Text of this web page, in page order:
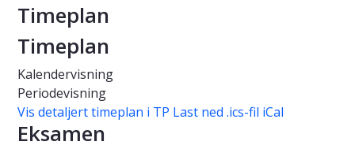
Timeplan
Timeplan
Kalendervisning
Periodevisning
Vis detaljert timeplan i TP Last ned .ics-fil iCal
Eksamen